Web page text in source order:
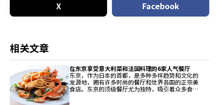
X
Facebook
相关文章
在东京享受意大利菜和法国料理的6家人气餐厅
东京，作为日本的首都，是多种多样趋势和文化的
发源地，拥有许多时尚的餐厅和世界各国的正宗美
食店。东京的顶级餐厅尤为独特，吸引着众多食